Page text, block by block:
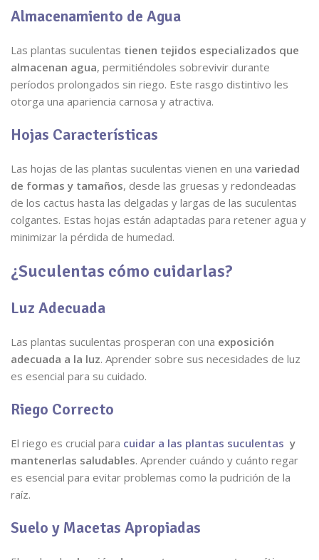
Almacenamiento de Agua
Las plantas suculentas tienen tejidos especializados que
almacenan agua, permitiéndoles sobrevivir durante
períodos prolongados sin riego. Este rasgo distintivo les
otorga una apariencia carnosa y atractiva.
Hojas Características
Las hojas de las plantas suculentas vienen en una variedad
de formas y tamaños, desde las gruesas y redondeadas
de los cactus hasta las delgadas y largas de las suculentas
colgantes. Estas hojas están adaptadas para retener agua y
minimizar la pérdida de humedad.
¿Suculentas cómo cuidarlas?
Luz Adecuada
Las plantas suculentas prosperan con una exposición
adecuada a la luz. Aprender sobre sus necesidades de luz
es esencial para su cuidado.
Riego Correcto
El riego es crucial para cuidar a las plantas suculentas y
mantenerlas saludables. Aprender cuándo y cuánto regar
es esencial para evitar problemas como la pudrición de la
raíz.
Suelo y Macetas Apropiadas